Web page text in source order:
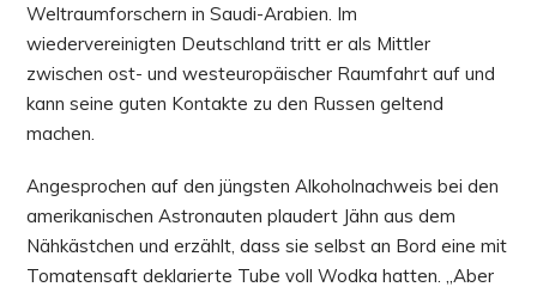
Weltraumforschern in Saudi-Arabien. Im
wiedervereinigten Deutschland tritt er als Mittler
zwischen ost- und westeuropäischer Raumfahrt auf und
kann seine guten Kontakte zu den Russen geltend
machen.
Angesprochen auf den jüngsten Alkoholnachweis bei den
amerikanischen Astronauten plaudert Jähn aus dem
Nähkästchen und erzählt, dass sie selbst an Bord eine mit
Tomatensaft deklarierte Tube voll Wodka hatten. „Aber